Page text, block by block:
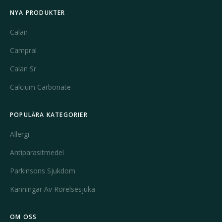
NYA PRODUKTER
Calan
Campral
Calan Sr
Calcium Carbonate
POPULÄRA KATEGORIER
Allergi
Antiparasitmedel
Parkinsons Sjukdom
Känningar Av Rörelsesjuka
OM OSS